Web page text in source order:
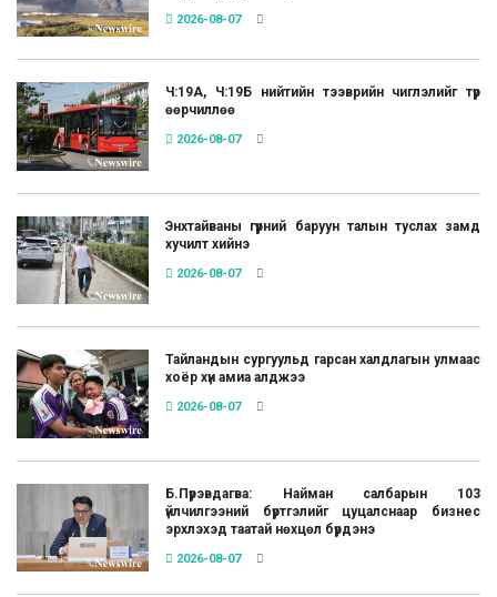
2026-08-07
Ч:19А, Ч:19Б нийтийн тээврийн чиглэлийг түр
өөрчиллөө
2026-08-07
Энхтайваны гүүрний баруун талын туслах замд
хучилт хийнэ
2026-08-07
Тайландын сургуульд гарсан халдлагын улмаас
хоёр хүн амиа алджээ
2026-08-07
Б.Пүрэвдагва: Найман салбарын 103
үйлчилгээний бүртгэлийг цуцалснаар бизнес
эрхлэхэд таатай нөхцөл бүрдэнэ
2026-08-07